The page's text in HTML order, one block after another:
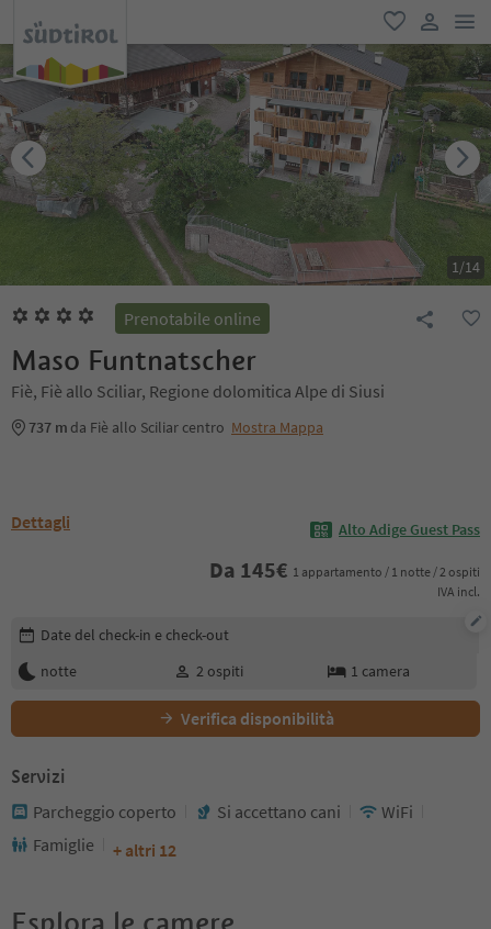
favoriti
user link
1/14
Prenotabile online
Maso Funtnatscher
Fiè, Fiè allo Sciliar, Regione dolomitica Alpe di Siusi
737 m da Fiè allo Sciliar centro Mostra Mappa
Dettagli Alto Adige Guest Pass
Da 145€ 1 appartamento / 1 notte / 2 ospiti
IVA incl.
Modifica i dettagli della prenotazione
Date del check-in e check-out
notte
2 ospiti 1 camera
Verifica disponibilità
Servizi
Parcheggio coperto Si accettano cani
WiFi
Famiglie
+ altri 12
Esplora le camere